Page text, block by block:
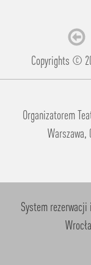
Copyrights ©
Organizatorem
Warszawa,
System